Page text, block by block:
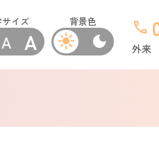
イズ
A A
背景色
light_mode dark_mode
call
外来